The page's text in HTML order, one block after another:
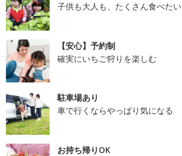
子供も大人も、たくさん食べたい
【安心】予約制
確実にいちご狩りを楽しむ
駐車場あり
車で行くならやっぱり気になる
お持ち帰りOK